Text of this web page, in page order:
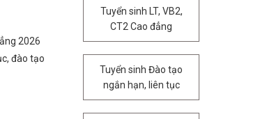
2026
đào tạo
Tuyển sinh LT, VB2,
CT2 Cao đẳng
Tuyển sinh Đào tạo
ngắn hạn, liên tục